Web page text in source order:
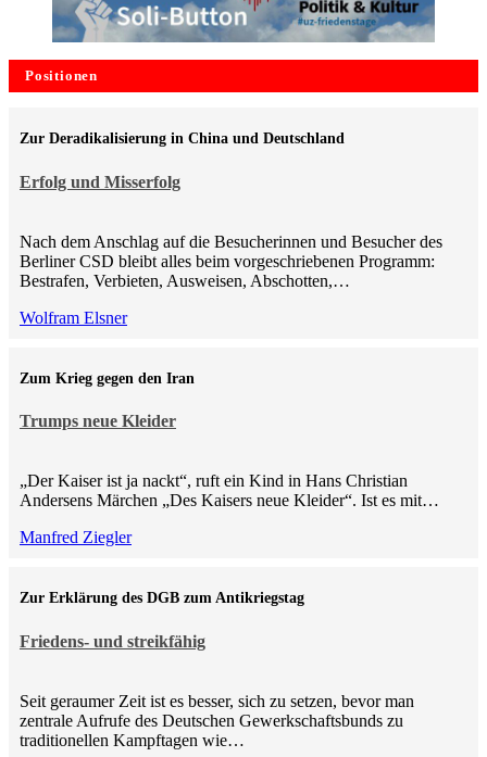
Positionen
Erfolg und Misserfolg
Zur Deradikalisierung in China und Deutschland
Nach dem Anschlag auf die Besucherinnen und Besucher des
Berliner CSD bleibt alles beim vorgeschriebenen Programm:
Bestrafen, Verbieten, Ausweisen, Abschotten,…
Wolfram Elsner
Trumps neue Kleider
Zum Krieg gegen den Iran
„Der Kaiser ist ja nackt“, ruft ein Kind in Hans Christian
Andersens Märchen „Des Kaisers neue Kleider“. Ist es mit…
Manfred Ziegler
Friedens- und streikfähig
Zur Erklärung des DGB zum Antikriegstag
Seit geraumer Zeit ist es besser, sich zu setzen, bevor man
zentrale Aufrufe des Deutschen Gewerkschaftsbunds zu
traditionellen Kampftagen wie…